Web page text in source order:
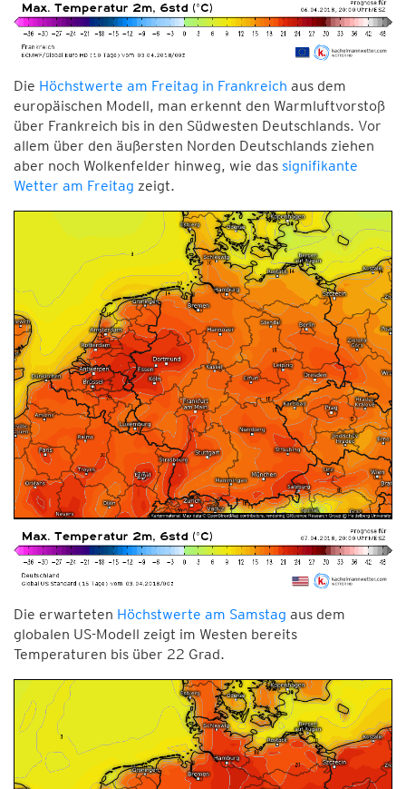
Die Höchstwerte am Freitag in Frankreich aus dem
europäischen Modell, man erkennt den Warmluftvorstoß
über Frankreich bis in den Südwesten Deutschlands. Vor
allem über den äußersten Norden Deutschlands ziehen
aber noch Wolkenfelder hinweg, wie das signifikante
Wetter am Freitag zeigt.
Die erwarteten Höchstwerte am Samstag aus dem
globalen US-Modell zeigt im Westen bereits
Temperaturen bis über 22 Grad.